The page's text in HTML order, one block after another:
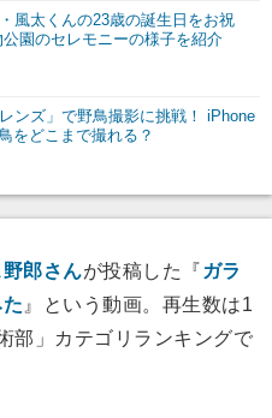
風太くんの23歳の誕生日をお祝
園のセレモニーの様子を紹介
ンズ」で野鳥撮影に挑戦！ iPhone
をどこまで撮れる？
郎さんが投稿した『 ガラ
』という動画。再生数は1
部」カテゴリランキングで